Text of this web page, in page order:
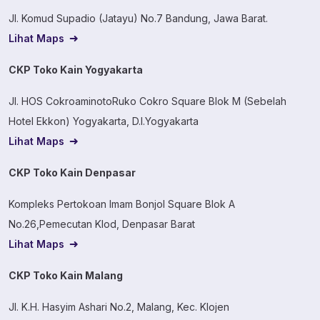
Jl. Komud Supadio (Jatayu) No.7 Bandung, Jawa Barat.
Lihat Maps
CKP Toko Kain Yogyakarta
Jl. HOS CokroaminotoRuko Cokro Square Blok M (Sebelah
Hotel Ekkon) Yogyakarta, D.I.Yogyakarta
Lihat Maps
CKP Toko Kain Denpasar
Kompleks Pertokoan Imam Bonjol Square Blok A
No.26,Pemecutan Klod, Denpasar Barat
Lihat Maps
CKP Toko Kain Malang
Jl. K.H. Hasyim Ashari No.2, Malang, Kec. Klojen